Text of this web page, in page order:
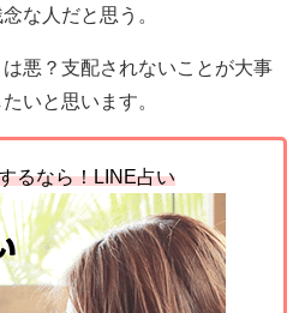
な人だと思う。
悪？支配されないことが大事
いと思います。
るなら！LINE占い